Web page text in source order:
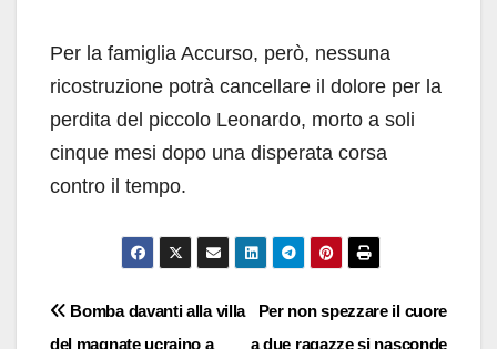
Per la famiglia Accurso, però, nessuna
ricostruzione potrà cancellare il dolore per la
perdita del piccolo Leonardo, morto a soli
cinque mesi dopo una disperata corsa
contro il tempo.
Navigazione
Per non spezzare il cuore
a due ragazze si nasconde
Bomba davanti alla villa
del magnate ucraino a